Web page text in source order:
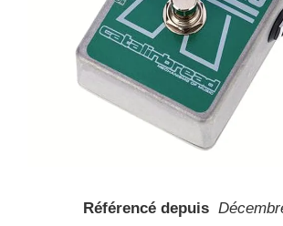
Référencé depuis